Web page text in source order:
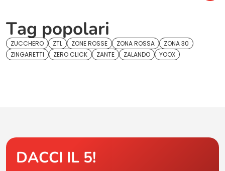
Tag popolari
ZUCCHERO ZTL ZONE ROSSE ZONA ROSSA
ZONA 30
ZINGARETTI
ZERO CLICK ZANTE ZALANDO YOOX
DACCI IL 5!